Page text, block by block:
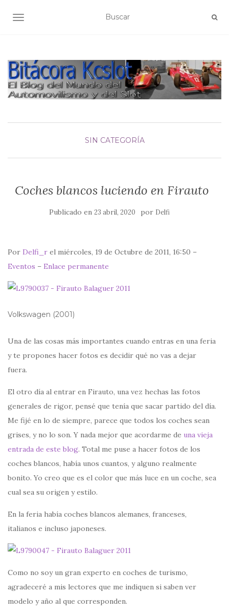
ALTERNAR NAVEGACIÓN
SIN CATEGORÍA
Coches blancos luciendo en Firauto
Publicado en 23 abril, 2020 por Delfi
Por Delfi_r el miércoles, 19 de Octubre de 2011, 16:50 –
Eventos – Enlace permanente
Volkswagen (2001)
Una de las cosas más importantes cuando entras en una feria
y te propones hacer fotos es decidir qué no vas a dejar
fuera.
El otro día al entrar en Firauto, una vez hechas las fotos
generales de rigor, pensé que tenía que sacar partido del día.
Me fijé en lo de siempre, parece que todos los coches sean
grises, y no lo son. Y nada mejor que acordarme de una vieja
entrada de este blog. Total me puse a hacer fotos de los
coches blancos, había unos cuantos, y alguno realmente
bonito. Yo creo que es el color que más luce en un coche, sea
cual sea su origen y estilo.
En la feria había coches blancos alemanes, franceses,
italianos e incluso japoneses.
Como no soy un gran experto en coches de turismo,
agradeceré a mis lectores que me indiquen si saben ver
modelo y año al que corresponden.